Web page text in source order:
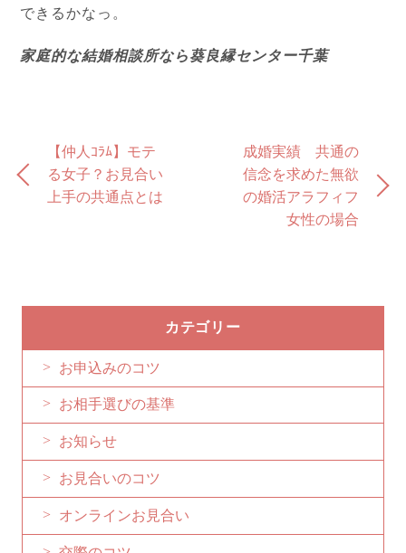
できるかなっ。
家庭的な結婚相談所なら葵良縁センター千葉
【仲人ｺﾗﾑ】モテ
る女子？お見合い
上手の共通点とは
成婚実績 共通の
信念を求めた無欲
の婚活アラフィフ
女性の場合
カテゴリー
お申込みのコツ
お相手選びの基準
お知らせ
お見合いのコツ
オンラインお見合い